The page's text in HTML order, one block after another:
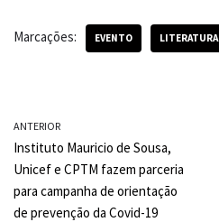
e
o
y
Marcações: EVENTO LITERATURA
ANTERIOR
Instituto Mauricio de Sousa,
Unicef e CPTM fazem parceria
para campanha de orientação
de prevenção da Covid-19